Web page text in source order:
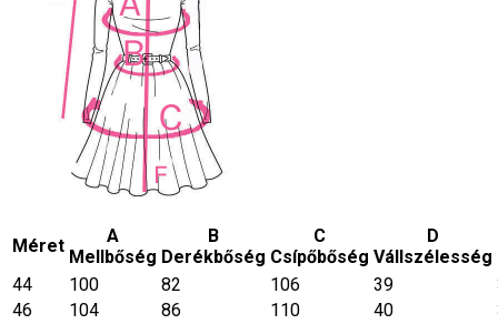
Méret
A
Mellbőség
B
Derékbőség
C
Csípőbőség
D
Vállszélesség
44
100 82 106 39
46
104 86 110 40